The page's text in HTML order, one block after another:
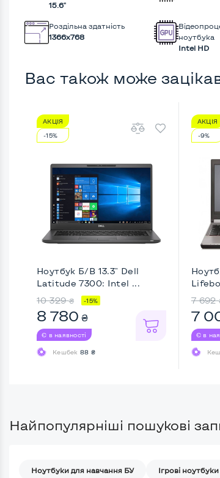
15.6"
Роздільна здатність
1366x768
ноутбука
Intel HD
Вас також може
АКЦІЯ
-15%
Ноутбук Б/В 13.3" Dell
Latitude 7300: Intel ...
10 329 ₴ -15%
8 780 ₴
Є в наявності
Кешбек 88 ₴
АКЦІЯ
-9%
7 692
7
Є в
Найпопулярніші пошукові
Ноутбуки для навчання БУ Iгрові